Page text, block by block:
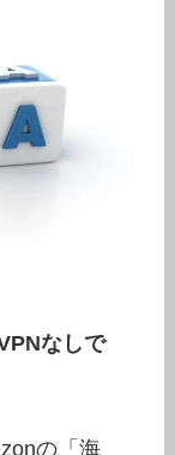
なしで
の「海